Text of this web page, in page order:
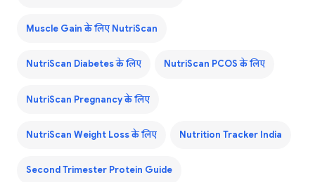
Muscle Gain के लिए NutriScan
NutriScan Diabetes के लिए NutriScan PCOS के लिए
NutriScan Pregnancy के लिए
NutriScan Weight Loss के लिए Nutrition Tracker India
Second Trimester Protein Guide